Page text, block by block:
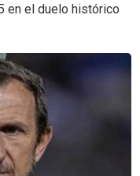
en el duelo histórico